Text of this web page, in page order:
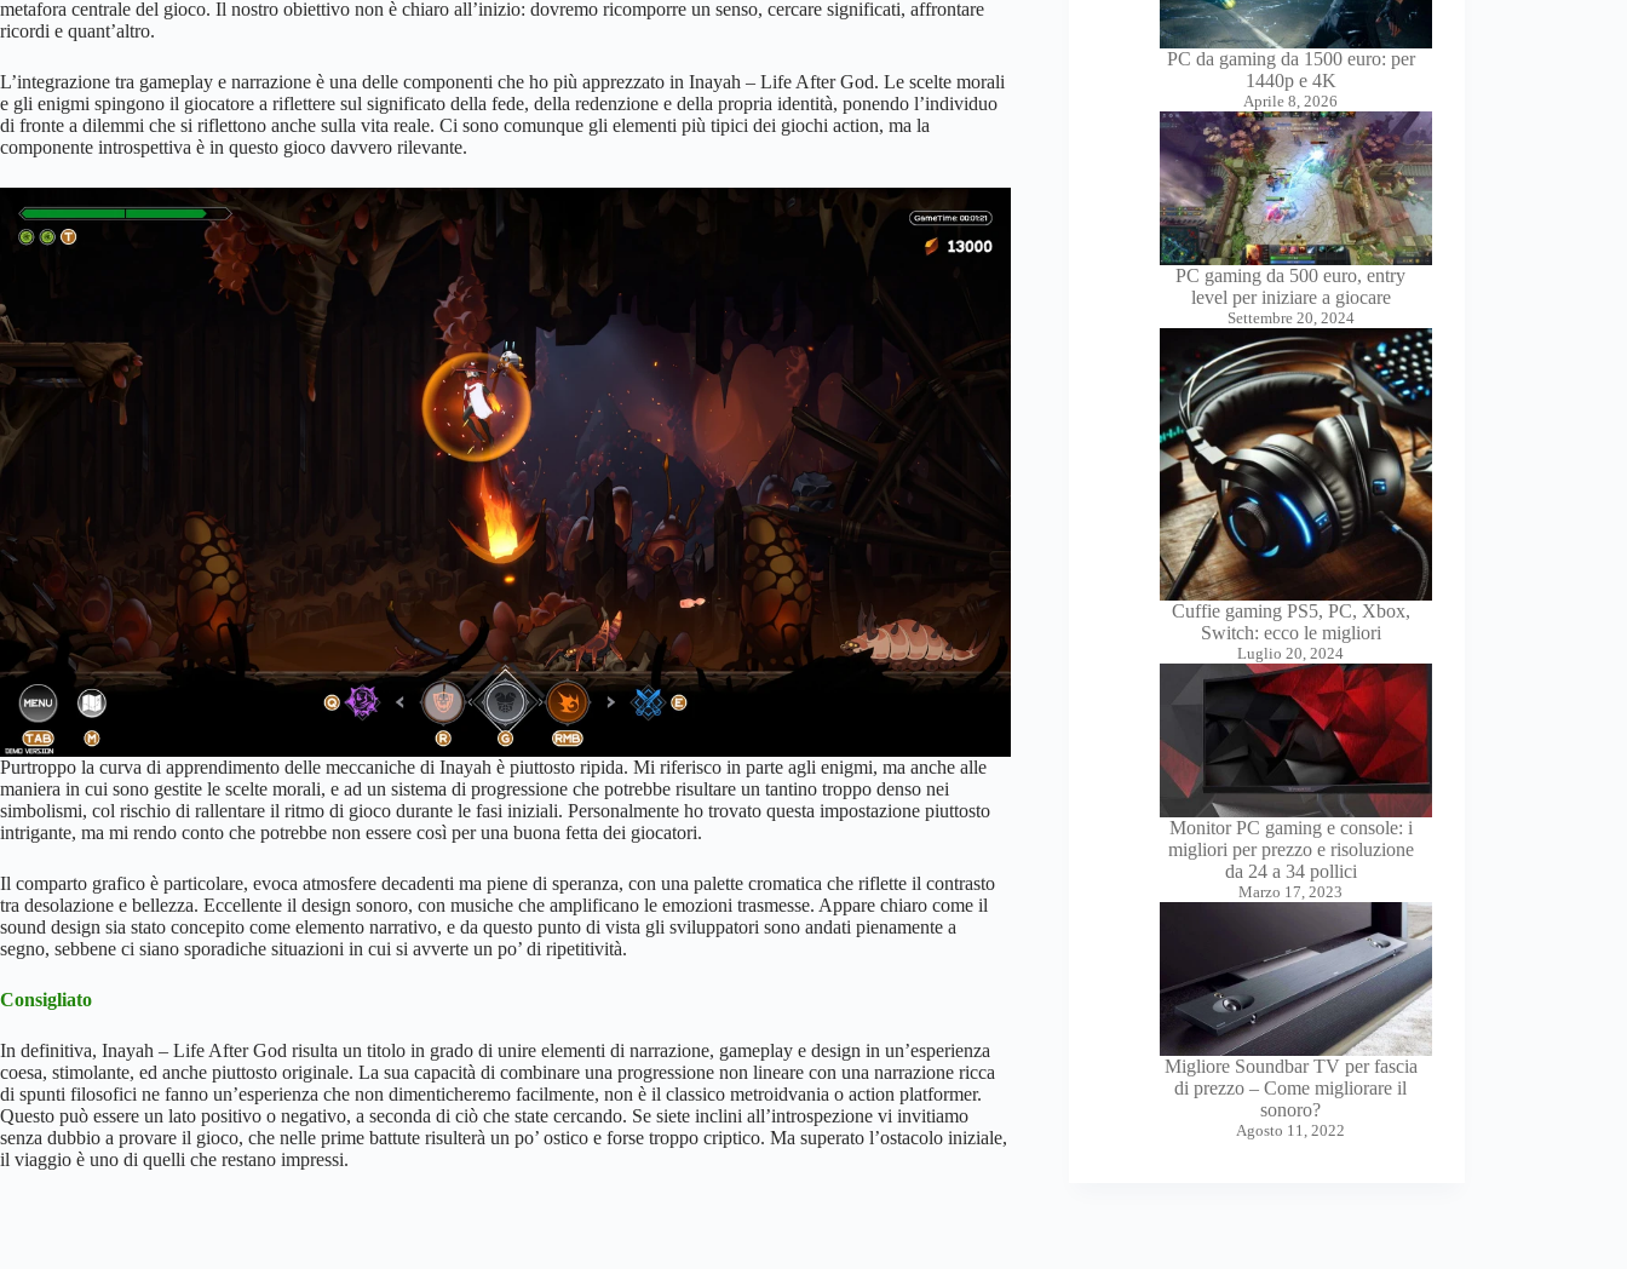
metafora centrale del gioco. Il nostro obiettivo non è chiaro all’inizio: dovremo ricomporre un senso, cercare significati, affrontare
ricordi e quant’altro.
L’integrazione tra gameplay e narrazione è una delle componenti che ho più apprezzato in Inayah – Life After God. Le scelte morali
e gli enigmi spingono il giocatore a riflettere sul significato della fede, della redenzione e della propria identità, ponendo l’individuo
di fronte a dilemmi che si riflettono anche sulla vita reale. Ci sono comunque gli elementi più tipici dei giochi action, ma la
componente introspettiva è in questo gioco davvero rilevante.
Purtroppo la curva di apprendimento delle meccaniche di Inayah è piuttosto ripida. Mi riferisco in parte agli enigmi, ma anche alle
maniera in cui sono gestite le scelte morali, e ad un sistema di progressione che potrebbe risultare un tantino troppo denso nei
simbolismi, col rischio di rallentare il ritmo di gioco durante le fasi iniziali. Personalmente ho trovato questa impostazione piuttosto
intrigante, ma mi rendo conto che potrebbe non essere così per una buona fetta dei giocatori.
Il comparto grafico è particolare, evoca atmosfere decadenti ma piene di speranza, con una palette cromatica che riflette il contrasto
tra desolazione e bellezza. Eccellente il design sonoro, con musiche che amplificano le emozioni trasmesse. Appare chiaro come il
sound design sia stato concepito come elemento narrativo, e da questo punto di vista gli sviluppatori sono andati pienamente a
segno, sebbene ci siano sporadiche situazioni in cui si avverte un po’ di ripetitività.
Consigliato
In definitiva, Inayah – Life After God risulta un titolo in grado di unire elementi di narrazione, gameplay e design in un’esperienza
coesa, stimolante, ed anche piuttosto originale. La sua capacità di combinare una progressione non lineare con una narrazione ricca
di spunti filosofici ne fanno un’esperienza che non dimenticheremo facilmente, non è il classico metroidvania o action platformer.
Questo può essere un lato positivo o negativo, a seconda di ciò che state cercando. Se siete inclini all’introspezione vi invitiamo
senza dubbio a provare il gioco, che nelle prime battute risulterà un po’ ostico e forse troppo criptico. Ma superato l’ostacolo iniziale,
il viaggio è uno di quelli che restano impressi.
PC da gaming da 1500 euro: per
1440p e 4K
Aprile 8, 2026
PC gaming da 500 euro, entry
level per iniziare a giocare
Settembre 20, 2024
Cuffie gaming PS5, PC, Xbox,
Switch: ecco le migliori
Luglio 20, 2024
Monitor PC gaming e console: i
migliori per prezzo e risoluzione
da 24 a 34 pollici
Marzo 17, 2023
Migliore Soundbar TV per fascia
di prezzo – Come migliorare il
sonoro?
Agosto 11, 2022